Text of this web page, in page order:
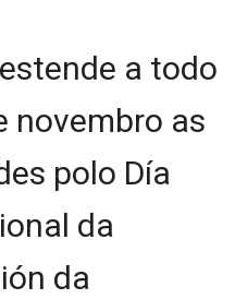
a todo
novembro as
polo Día
da
da